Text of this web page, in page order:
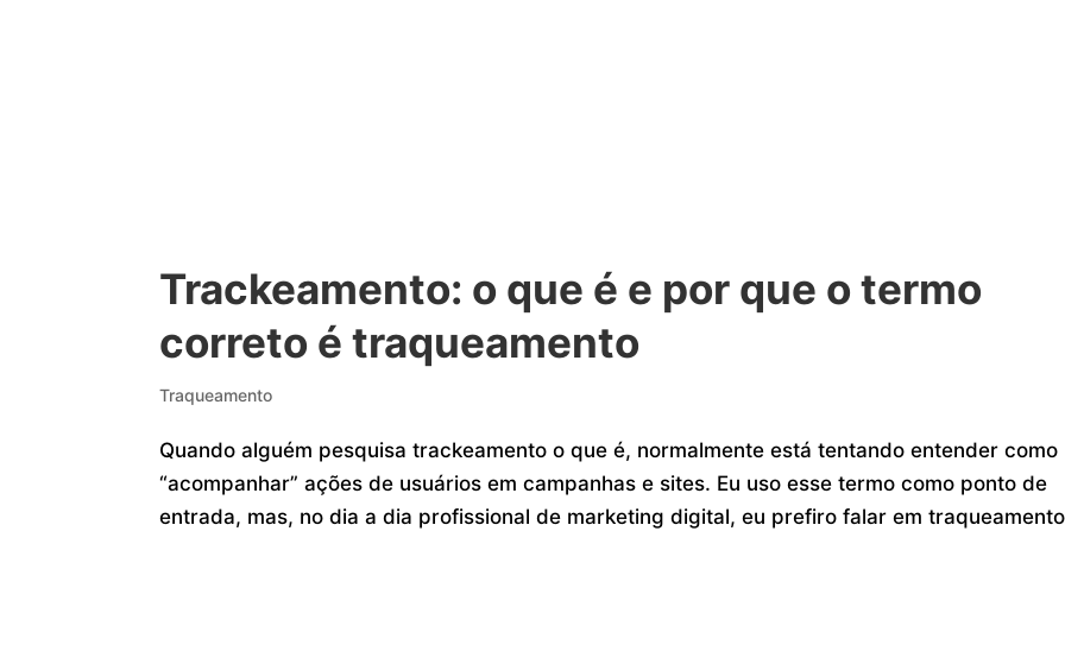
Trackeamento: o que é e por que o termo
correto é traqueamento
Traqueamento
Quando alguém pesquisa trackeamento o que é, normalmente está tentando entender como
“acompanhar” ações de usuários em campanhas e sites. Eu uso esse termo como ponto de
entrada, mas, no dia a dia profissional de marketing digital, eu prefiro falar em